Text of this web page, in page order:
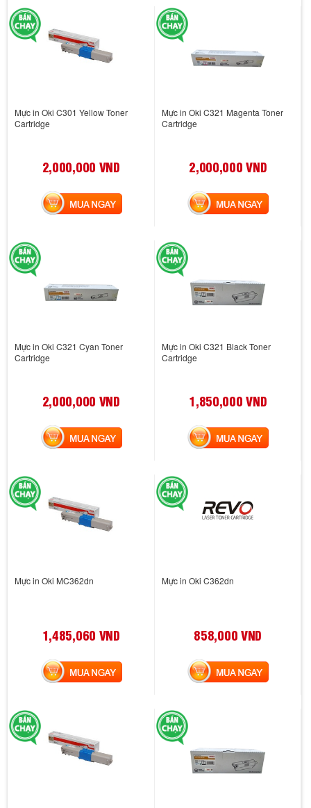
Mực in Oki C301 Yellow Toner
Cartridge
2,000,000 VND
MUA NGAY
Mực in Oki C321 Magenta Toner
Cartridge
2,000,000 VND
MUA NGAY
Mực in Oki C321 Cyan Toner
Cartridge
2,000,000 VND
MUA NGAY
Mực in Oki C321 Black Toner
Cartridge
1,850,000 VND
MUA NGAY
Mực in Oki MC362dn
1,485,060 VND
MUA NGAY
Mực in Oki C362dn
858,000 VND
MUA NGAY